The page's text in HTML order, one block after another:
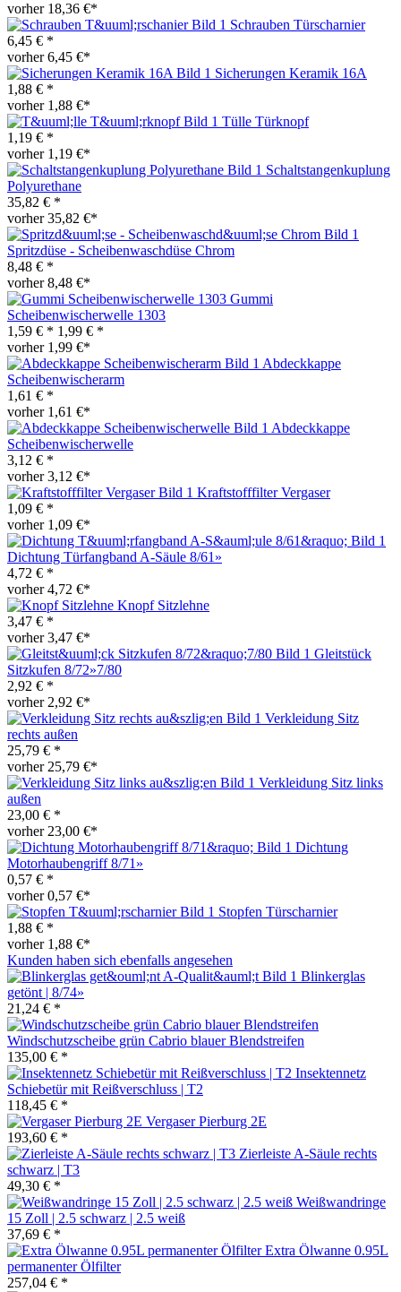
vorher 18,36 €*
Schrauben Türscharnier
6,45 € *
vorher 6,45 €*
Sicherungen Keramik 16A
1,88 € *
vorher 1,88 €*
Tülle Türknopf
1,19 € *
vorher 1,19 €*
Schaltstangenkuplung
Polyurethane
35,82 € *
vorher 35,82 €*
Spritzdüse - Scheibenwaschdüse Chrom
8,48 € *
vorher 8,48 €*
Gummi
Scheibenwischerwelle 1303
1,59 € * 1,99 € *
vorher 1,99 €*
Abdeckkappe
Scheibenwischerarm
1,61 € *
vorher 1,61 €*
Abdeckkappe
Scheibenwischerwelle
3,12 € *
vorher 3,12 €*
Kraftstofffilter Vergaser
1,09 € *
vorher 1,09 €*
Dichtung Türfangband A-Säule 8/61»
4,72 € *
vorher 4,72 €*
Knopf Sitzlehne
3,47 € *
vorher 3,47 €*
Gleitstück
Sitzkufen 8/72»7/80
2,92 € *
vorher 2,92 €*
Verkleidung Sitz
rechts außen
25,79 € *
vorher 25,79 €*
Verkleidung Sitz links
außen
23,00 € *
vorher 23,00 €*
Dichtung
Motorhaubengriff 8/71»
0,57 € *
vorher 0,57 €*
Stopfen Türscharnier
1,88 € *
vorher 1,88 €*
Kunden haben sich ebenfalls angesehen
Blinkerglas
getönt | 8/74»
21,24 € *
Windschutzscheibe grün Cabrio blauer Blendstreifen
135,00 € *
Insektennetz
Schiebetür mit Reißverschluss | T2
118,45 € *
Vergaser Pierburg 2E
193,60 € *
Zierleiste A-Säule rechts
schwarz | T3
49,30 € *
Weißwandringe
15 Zoll | 2.5 schwarz | 2.5 weiß
37,69 € *
Extra Ölwanne 0.95L
permanenter Ölfilter
257,04 € *